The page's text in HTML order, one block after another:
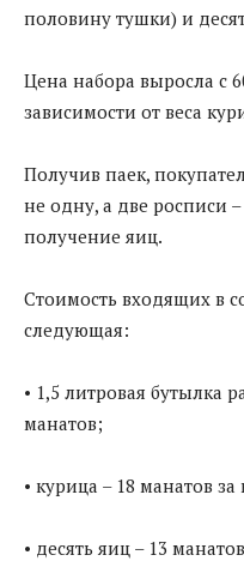
половину тушки) и
Цена набора выросла с
зависимости от веса
Получив паек,
не одну, а две росписи
получение яиц.
Стоимость входящих в
следующая:
• 1,5 литровая бутылка
манатов;
• курица – 18 манатов
• десять яиц – 13